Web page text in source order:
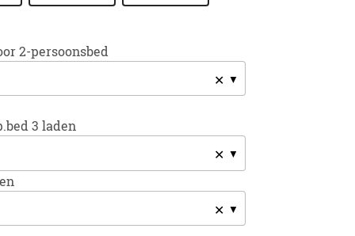
2-persoonsbed
✕
3 laden
✕
✕